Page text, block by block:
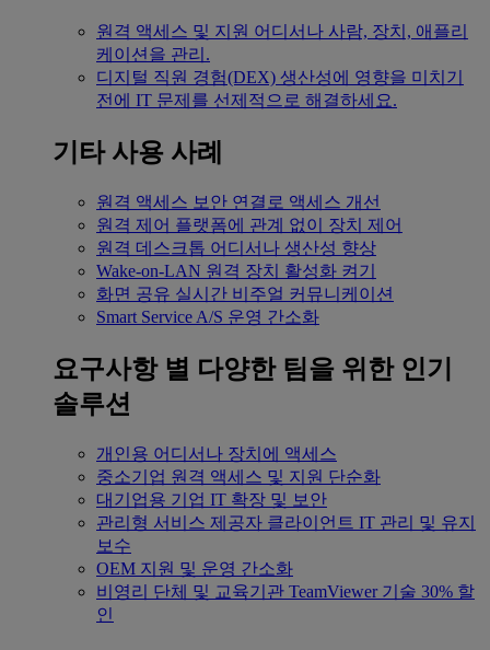
원격 액세스 및 지원 어디서나 사람, 장치, 애플리
케이션을 관리.
디지털 직원 경험(DEX) 생산성에 영향을 미치기
전에 IT 문제를 선제적으로 해결하세요.
기타 사용 사례
원격 액세스 보안 연결로 액세스 개선
원격 제어 플랫폼에 관계 없이 장치 제어
원격 데스크톱 어디서나 생산성 향상
Wake-on-LAN 원격 장치 활성화 켜기
화면 공유 실시간 비주얼 커뮤니케이션
Smart Service A/S 운영 간소화
요구사항 별 다양한 팀을 위한 인기
솔루션
개인용 어디서나 장치에 액세스
중소기업 원격 액세스 및 지원 단순화
대기업용 기업 IT 확장 및 보안
관리형 서비스 제공자 클라이언트 IT 관리 및 유지
보수
OEM 지원 및 운영 간소화
비영리 단체 및 교육기관 TeamViewer 기술 30% 할
인